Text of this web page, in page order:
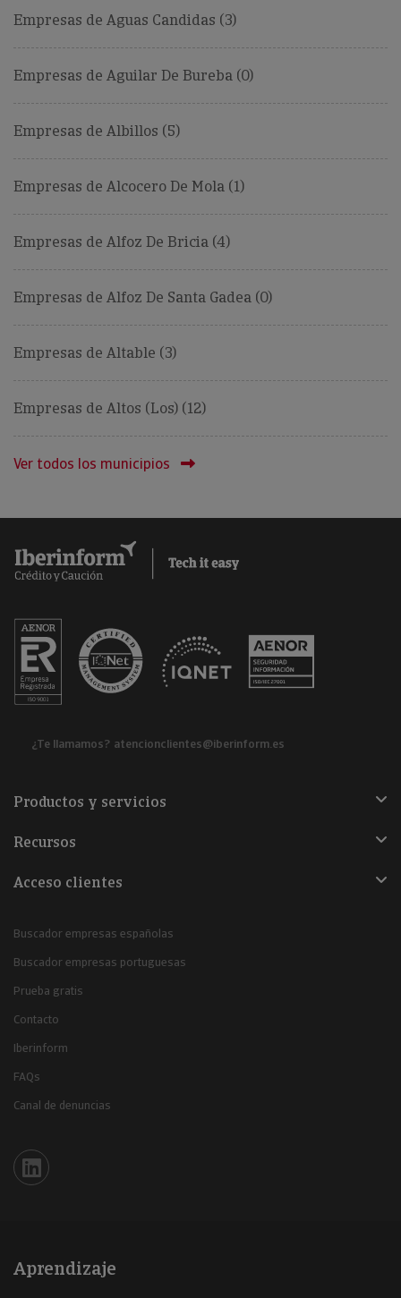
Empresas de Aguas Candidas (3)
Empresas de Aguilar De Bureba (0)
Empresas de Albillos (5)
Empresas de Alcocero De Mola (1)
Empresas de Alfoz De Bricia (4)
Empresas de Alfoz De Santa Gadea (0)
Empresas de Altable (3)
Empresas de Altos (Los) (12)
Ver todos los municipios
¿Te llamamos? atencionclientes@iberinform.es
Productos y servicios
Recursos
Acceso clientes
Buscador empresas españolas
Buscador empresas portuguesas
Prueba gratis
Contacto
Iberinform
FAQs
Canal de denuncias
Iberinform en Linkedin
Aprendizaje